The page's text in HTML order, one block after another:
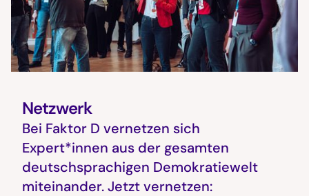
Netzwerk
Bei Faktor D vernetzen sich
Expert*innen aus der gesamten
deutschsprachigen Demokratiewelt
miteinander. Jetzt vernetzen: